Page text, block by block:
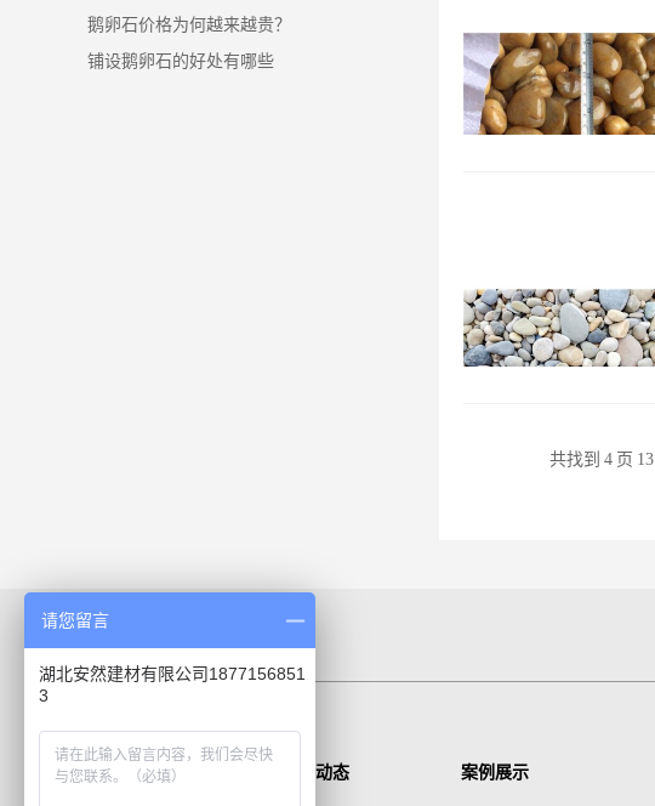
鹅卵石价格为何越来越贵？
铺设鹅卵石的好处有哪些
共找到 4 页 13
产品中心 新闻动态 案例展示
请您留言
湖北安然建材有限公司1877156851
3